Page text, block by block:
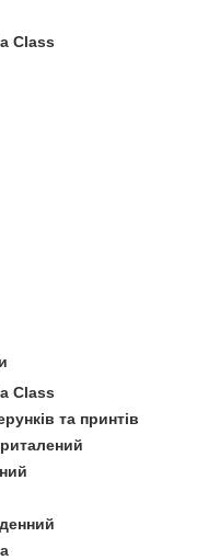
Class
Class
та принтів